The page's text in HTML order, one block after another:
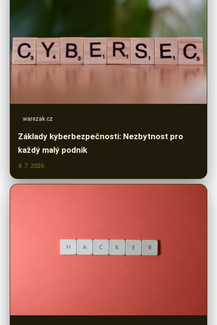
warezak.cz
Základy kyberbezpečnosti: Nezbytnost pro
každý malý podnik
4. 7. 2026